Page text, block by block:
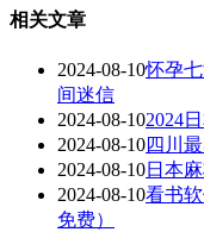
相关文章
2024-08-10怀孕
间迷信
2024-08-102024
2024-08-10四川
2024-08-10日本
2024-08-10看书
免费）